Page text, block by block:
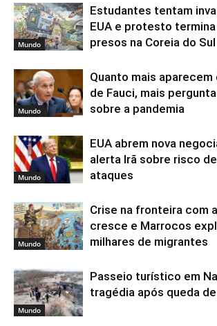
Mundo
Estudantes tentam
EUA e protesto
presos na Coreia do Sul
Mundo
Quanto mais
de Fauci, mais
sobre a pandemia
Mundo
EUA abrem nova
alerta Irã sobre risco
ataques
Mundo
Crise na fronteira com
cresce e Marrocos
milhares de migrantes
Mundo
Passeio turístico em
tragédia após queda